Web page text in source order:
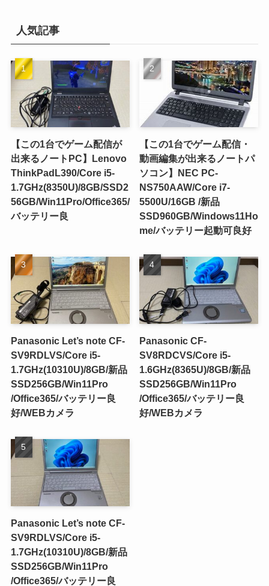
人気記事
【この1台でゲーム配信が
出来るノートPC】Lenovo
ThinkPadL390/Core i5-
1.7GHz(8350U)/8GB/SSD2
56GB/Win11Pro/Office365/
バッテリー良
【この1台でゲーム配信・
動画編集が出来るノートパ
ソコン】NEC PC-
NS750AAW/Core i7-
5500U/16GB /新品
SSD960GB/Windows11Ho
me/バッテリー起動可良好
Panasonic Let’s note CF-
SV9RDLVS/Core i5-
1.7GHz(10310U)/8GB/新品
SSD256GB/Win11Pro
/Office365/バッテリー良
好/WEBカメラ
Panasonic CF-
SV8RDCVS/Core i5-
1.6GHz(8365U)/8GB/新品
SSD256GB/Win11Pro
/Office365/バッテリー良
好/WEBカメラ
Panasonic Let’s note CF-
SV9RDLVS/Core i5-
1.7GHz(10310U)/8GB/新品
SSD256GB/Win11Pro
/Office365/バッテリー良